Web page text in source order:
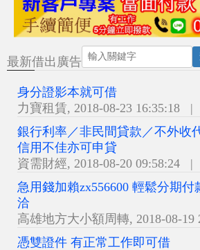
最新借出廣告
身分證影本就可借
力寶租賃, 2018-08-23 16:35:18 |
銀行利率／非民間貸款／不外收
信用不佳亦可申貸
資需財經, 2018-08-20 09:58:24 |
急用錢加賴zx556600 輕鬆分期
洽
高雄地方大小額周轉, 2018-08-19
憑雙證件 有正常工作即可借